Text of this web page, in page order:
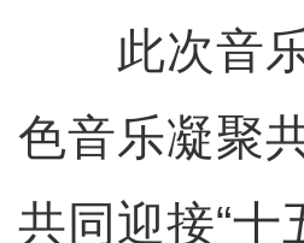
此次音乐
色音乐凝聚
共同迎接“十